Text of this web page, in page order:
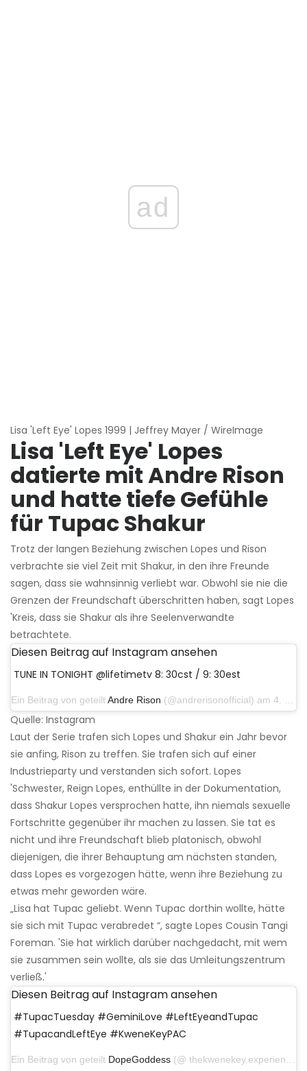
ad
Lisa 'Left Eye' Lopes 1999 | Jeffrey Mayer / WireImage
Lisa 'Left Eye' Lopes
datierte mit Andre Rison
und hatte tiefe Gefühle
für Tupac Shakur
Trotz der langen Beziehung zwischen Lopes und Rison
verbrachte sie viel Zeit mit Shakur, in den ihre Freunde
sagen, dass sie wahnsinnig verliebt war. Obwohl sie nie die
Grenzen der Freundschaft überschritten haben, sagt Lopes
'Kreis, dass sie Shakur als ihre Seelenverwandte
betrachtete.
Diesen Beitrag auf Instagram ansehen
TUNE IN TONIGHT @lifetimetv 8: 30cst / 9: 30est
Ein Beitrag von geteiltAndre Rison (@andrerisonofficial) am 4. Januar 2020 um 12:42 Uhr PST
Quelle: Instagram
Laut der Serie trafen sich Lopes und Shakur ein Jahr bevor
sie anfing, Rison zu treffen. Sie trafen sich auf einer
Industrieparty und verstanden sich sofort. Lopes
'Schwester, Reign Lopes, enthüllte in der Dokumentation,
dass Shakur Lopes versprochen hatte, ihn niemals sexuelle
Fortschritte gegenüber ihr machen zu lassen. Sie tat es
nicht und ihre Freundschaft blieb platonisch, obwohl
diejenigen, die ihrer Behauptung am nächsten standen,
dass Lopes es vorgezogen hätte, wenn ihre Beziehung zu
etwas mehr geworden wäre.
„Lisa hat Tupac geliebt. Wenn Tupac dorthin wollte, hätte
sie sich mit Tupac verabredet “, sagte Lopes Cousin Tangi
Foreman. 'Sie hat wirklich darüber nachgedacht, mit wem
sie zusammen sein wollte, als sie das Umleitungszentrum
verließ.'
Diesen Beitrag auf Instagram ansehen
#TupacTuesday #GeminiLove #LeftEyeandTupac
#TupacandLeftEye #KweneKeyPAC
Ein Beitrag von geteilt DopeGoddess‍ (@ thekwenekey.experience) am 13. September 2016 um 12:55 Uhr PDT